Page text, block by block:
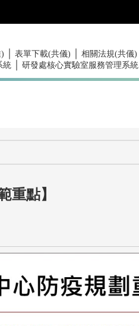
表單下載(共儀) 相關法規(共儀)
統 研發處核心實驗室服務管理系統
重點】